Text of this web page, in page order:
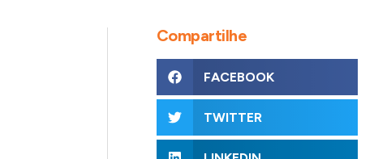
Compartilhe
FACEBOOK
TWITTER